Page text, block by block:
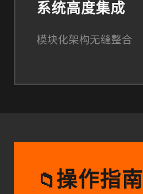
系统高度集成
模块化架构无缝整合
📁操作指南